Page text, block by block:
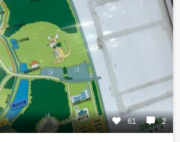
61 2